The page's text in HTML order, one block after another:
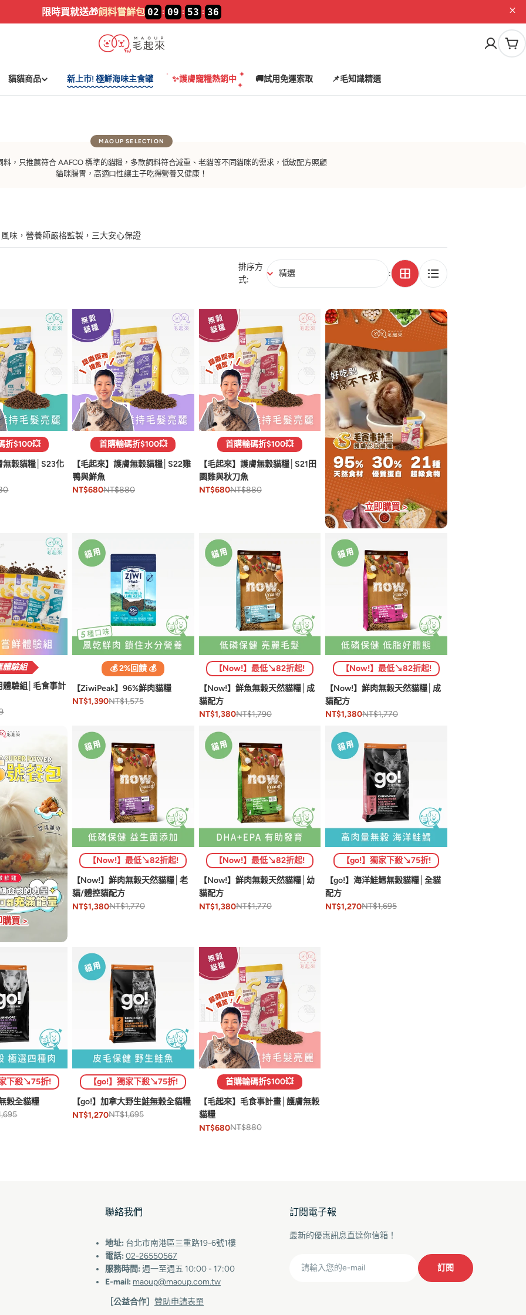
限時買就送🎁飼料嘗鮮包 02 : 09 : 53 : 36
購
貓貓商品 新上市! 極鮮海味主食罐 ✨護膚寵糧熱銷中 🚚試用免運索取 📌毛知識精選
料，只推薦符合 AAFCO 標準的貓糧，多款飼料符合減重、老貓等不同貓咪的需求，低敏配方照顧
貓咪腸胃，高適口性讓主子吃得營養又健康！
味，營養師嚴格監製，三大安心保證
排序方
式:
:
折$100💥
無穀貓糧│S23化
首購輸碼折$100💥
【毛起來】護膚無穀貓糧│S22雞
鴨與鮮魚
NT$680NT$880
首購輸碼折$100💥
【毛起來】護膚無穀貓糧│S21田
園雞與秋刀魚
NT$680NT$880
立即購買 >
體驗組
體驗組│毛食事計
💰 2%回饋 💰
【ZiwiPeak】96%鮮肉貓糧
NT$1,390NT$1,575
【Now!】最低↘82折起!
【Now!】鮮魚無穀天然貓糧│成
貓配方
NT$1,380NT$1,790
【Now!】最低↘82折起!
【Now!】鮮肉無穀天然貓糧│成
貓配方
NT$1,380NT$1,770
購買 >
【Now!】最低↘82折起!
【Now!】鮮肉無穀天然貓糧│老
貓/體控貓配方
NT$1,380NT$1,770
【Now!】最低↘82折起!
【Now!】鮮肉無穀天然貓糧│幼
貓配方
NT$1,380NT$1,770
【go!】獨家下殺↘75折!
【go!】海洋鮭鱈無穀貓糧│全貓
配方
NT$1,270NT$1,695
下殺↘75折!
穀全貓糧
【go!】獨家下殺↘75折!
【go!】加拿大野生鮭無穀全貓糧
NT$1,270NT$1,695
首購輸碼折$100💥
【毛起來】毛食事計畫│護膚無穀
貓糧
NT$680NT$880
聯絡我們
地址: 台北市南港區三重路19-6號1樓
電話: 02-26550567
服務時間: 週一至週五 10:00 - 17:00
E-mail: maoup@maoup.com.tw
［公益合作］ 贊助申請表單
訂閱電子報
最新的優惠訊息直達你信箱！
訂閱